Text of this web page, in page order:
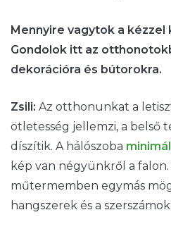
Mennyire vagytok a kézzel
Gondolok itt az
dekorációra és bútorokra.
Zsili: Az otthonunkat a
ötletesség jellemzi, a belső
díszítik. A hálószoba
kép van négyünkről a
műtermemben egymás
hangszerek és a szerszámok.